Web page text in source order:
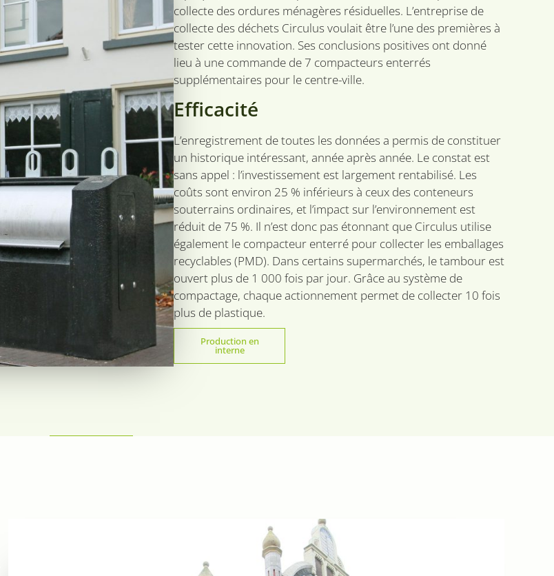
collecte des ordures ménagères résiduelles. L’entreprise de
collecte des déchets Circulus voulait être l’une des premières à
tester cette innovation. Ses conclusions positives ont donné
lieu à une commande de 7 compacteurs enterrés
supplémentaires pour le centre-ville.
Efficacité
L’enregistrement de toutes les données a permis de constituer
un historique intéressant, année après année. Le constat est
sans appel : l’investissement est largement rentabilisé. Les
coûts sont environ 25 % inférieurs à ceux des conteneurs
souterrains ordinaires, et l’impact sur l’environnement est
réduit de 75 %. Il n’est donc pas étonnant que Circulus utilise
également le compacteur enterré pour collecter les emballages
recyclables (PMD). Dans certains supermarchés, le tambour est
ouvert plus de 1 000 fois par jour. Grâce au système de
compactage, chaque actionnement permet de collecter 10 fois
plus de plastique.
Production en
interne